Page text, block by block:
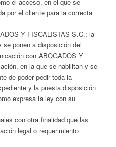
por el cliente para la correcta
Y FISCALISTAS S.C.; la
ponen a disposición del
con ABOGADOS Y
en la que se habilitan y se
de poder pedir toda la
y la puesta disposición
expresa la ley con su
con otra finalidad que las
legal o requerimiento